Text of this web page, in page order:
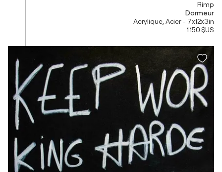
Rimp
Dormeur
Acrylique, Acier - 7x12x3in
1 150 $US